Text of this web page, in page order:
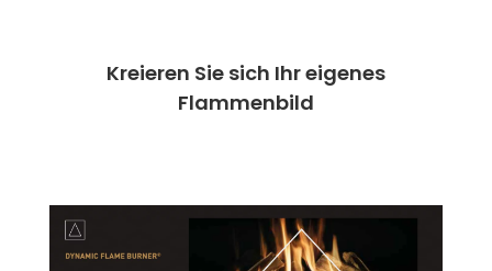
Kreieren Sie sich Ihr eigenes
Flammenbild